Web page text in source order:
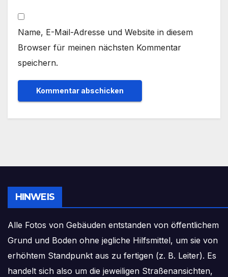
Name, E-Mail-Adresse und Website in diesem
Browser für meinen nächsten Kommentar
speichern.
HINWEIS
Alle Fotos von Gebäuden entstanden von öffentlichem
Grund und Boden ohne jegliche Hilfsmittel, um sie von
erhöhtem Standpunkt aus zu fertigen (z. B. Leiter). Es
handelt sich also um die jeweiligen Straßenansichten,